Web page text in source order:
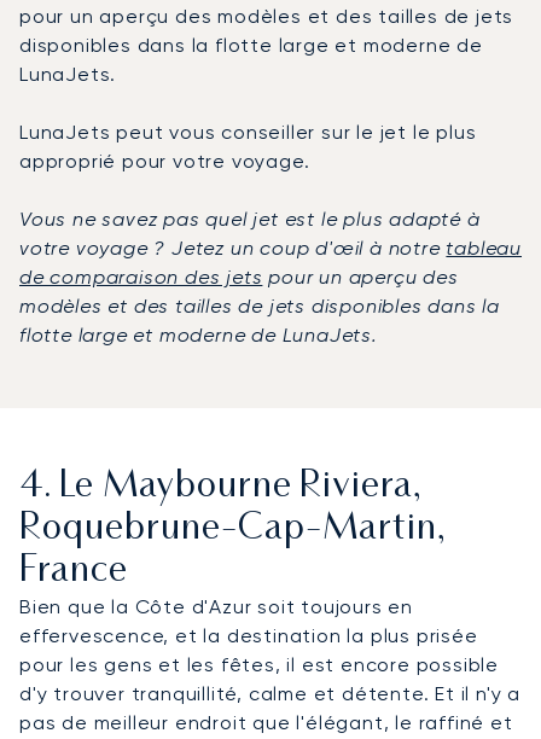
pour un aperçu des modèles et des tailles de jets
disponibles dans la flotte large et moderne de
LunaJets.
LunaJets peut vous conseiller sur le jet le plus
approprié pour votre voyage.
Vous ne savez pas quel jet est le plus adapté à
votre voyage ? Jetez un coup d'œil à notre tableau
de comparaison des jets pour un aperçu des
modèles et des tailles de jets disponibles dans la
flotte large et moderne de LunaJets.
4. Le Maybourne Riviera,
Roquebrune-Cap-Martin,
France
Bien que la Côte d'Azur soit toujours en
effervescence, et la destination la plus prisée
pour les gens et les fêtes, il est encore possible
d'y trouver tranquillité, calme et détente. Et il n'y a
pas de meilleur endroit que l'élégant, le raffiné et